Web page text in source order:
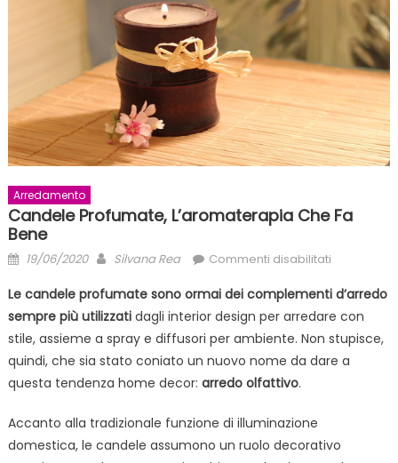
Arredamento
Candele Profumate, L’aromaterapia Che Fa
Bene
Posted
19/06/2020 Author
Silvana Rea Commenti disabilitatisu
profumate,
che
fa
Le candele profumate sono ormai dei complementi d’arredo
sempre più utilizzatidagli interior design per arredare con
stile, assieme a spray e diffusori per ambiente. Non stupisce,
quindi, che sia stato coniato un nuovo nome da dare a
questa tendenza home decor: arredo olfattivo.
Accanto alla tradizionale funzione di illuminazione
domestica, le candele assumono un ruolo decorativo